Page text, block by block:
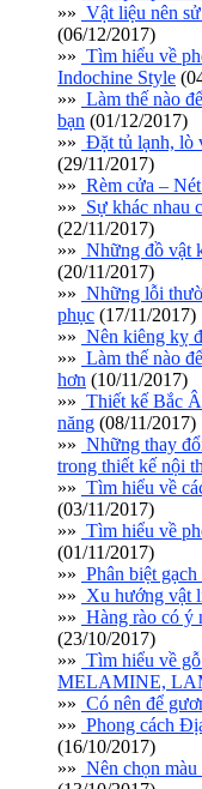
»» Vật liệu nên
(06/12/2017)
»» Tìm hiểu về
Indochine Style
»» Làm thế nào
bạn (01/12/2017)
»» Đặt tủ lạnh, lò
(29/11/2017)
»» Rèm cửa –
»» Sự khác nhau
(22/11/2017)
»» Những đồ vật
(20/11/2017)
»» Những lỗi
phục (17/11/2017)
»» Nên kiêng kỵ
»» Làm thế nào
hơn (10/11/2017)
»» Thiết kế Bắc
năng (08/11/2017)
»» Những thay
trong thiết kế nội
»» Tìm hiểu về
(03/11/2017)
»» Tìm hiểu về
(01/11/2017)
»» Phân biệt
»» Xu hướng vật
»» Hàng rào có ý
(23/10/2017)
»» Tìm hiểu về
MELAMINE,
»» Có nên để
»» Phong cách
(16/10/2017)
»» Nên chọn